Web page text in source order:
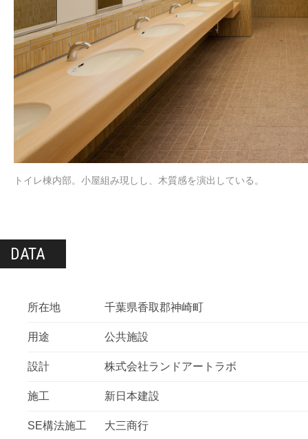
トイレ棟内部。小屋組み現しし、木質感を演出している。
DATA
所在地 千葉県香取郡神崎町
用途 公共施設
設計 株式会社ランドアートラボ
施工 新日本建設
SE構法施工 大三商行